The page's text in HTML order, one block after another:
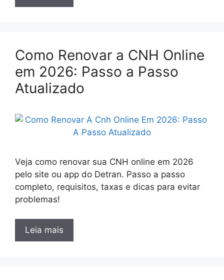
Como Renovar a CNH Online
em 2026: Passo a Passo
Atualizado
Veja como renovar sua CNH online em 2026
pelo site ou app do Detran. Passo a passo
completo, requisitos, taxas e dicas para evitar
problemas!
Leia mais